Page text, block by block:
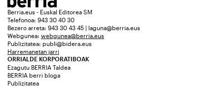
Berria.eus - Euskal Editorea SM
Telefonoa: 943 30 40 30
Bezero arreta: 943 30 43 45 | laguna@berria.eus
Webgunea: webgunea@berria.eus
Publizitatea: publi@bidera.eus
Harremanetan jarri
ORRIALDE KORPORATIBOAK
Ezagutu BERRIA Taldea
BERRIA berri bloga
Publizitatea